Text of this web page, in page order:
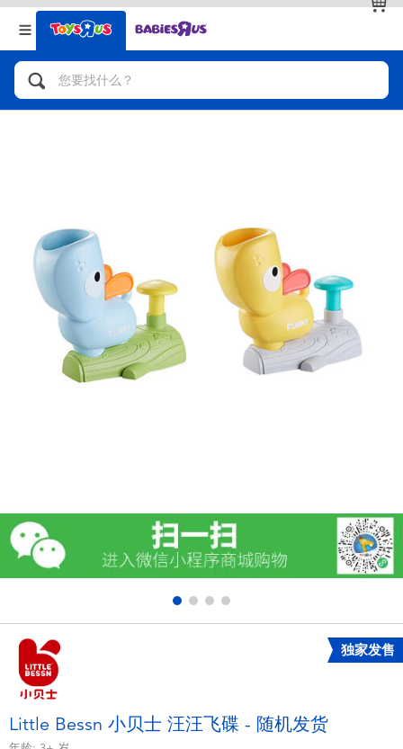
返回
分类目录
人气英雄，角色扮演，射击玩具
玩具车，货车，火车及遥控系列
手工艺，文具，蜡笔，泥胶，画板
娃娃，芭比，收藏公仔
益智学习玩具
户外及运动产品
毛绒公仔玩具
返回
品牌
查看全部
独家发售
Little Bessn 小贝士 汪汪飞碟 - 随机发货